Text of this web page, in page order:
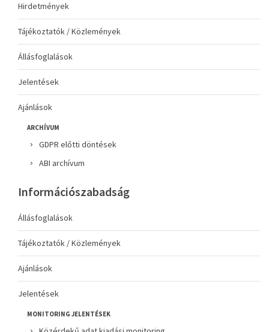
Hirdetmények
Tájékoztatók / Közlemények
Állásfoglalások
Jelentések
Ajánlások
ARCHÍVUM
GDPR előtti döntések
ABI archívum
Információszabadság
Állásfoglalások
Tájékoztatók / Közlemények
Ajánlások
Jelentések
MONITORING JELENTÉSEK